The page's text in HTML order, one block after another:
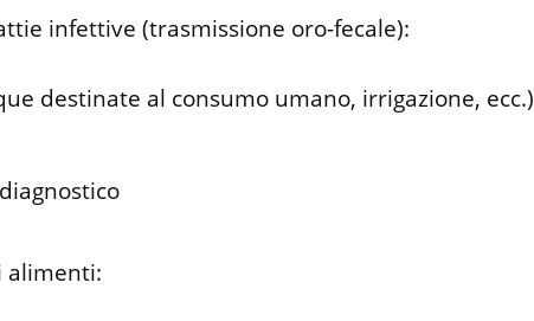
infettive (trasmissione oro-fecale):
destinate al consumo umano, irrigazione, ecc.)
alimenti: